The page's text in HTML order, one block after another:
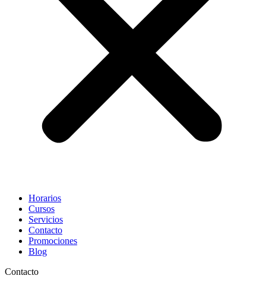
Horarios
Cursos
Servicios
Contacto
Promociones
Blog
Contacto